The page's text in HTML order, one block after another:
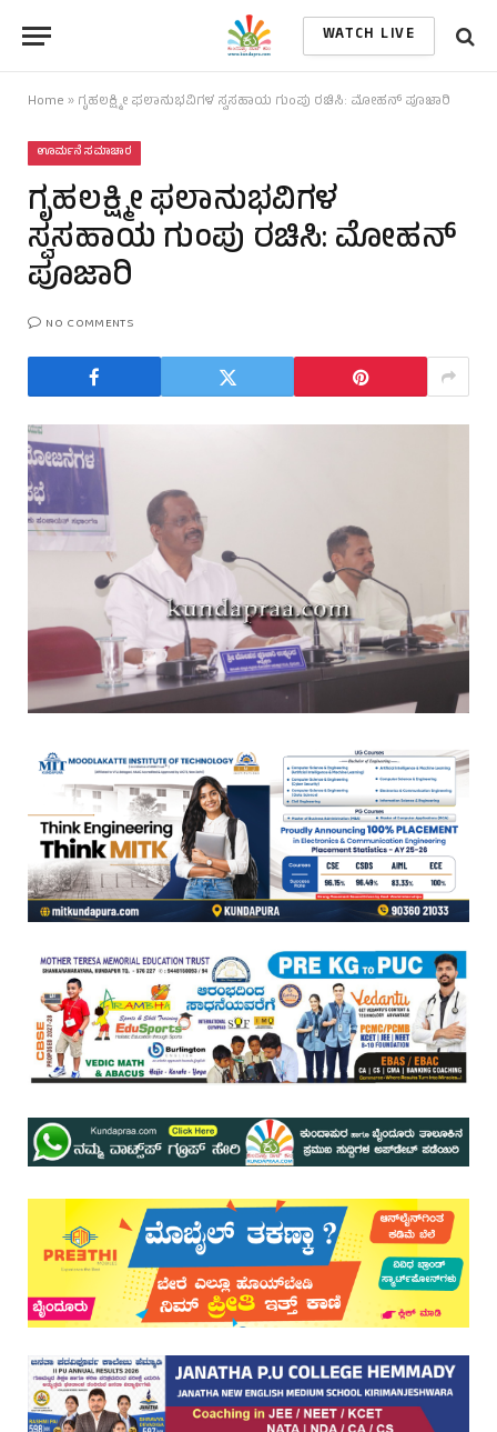
WATCH LIVE
Home » ಗೃಹಲಕ್ಷ್ಮೀ ಫಲಾನುಭವಿಗಳ ಸ್ವಸಹಾಯ ಗುಂಪು ರಚಿಸಿ: ಮೋಹನ್ ಪೂಜಾರಿ
ಊರ್ಮನೆ ಸಮಾಚಾರ
ಗೃಹಲಕ್ಷ್ಮೀ ಫಲಾನುಭವಿಗಳ
ಸ್ವಸಹಾಯ ಗುಂಪು ರಚಿಸಿ: ಮೋಹನ್
ಪೂಜಾರಿ
NO COMMENTS